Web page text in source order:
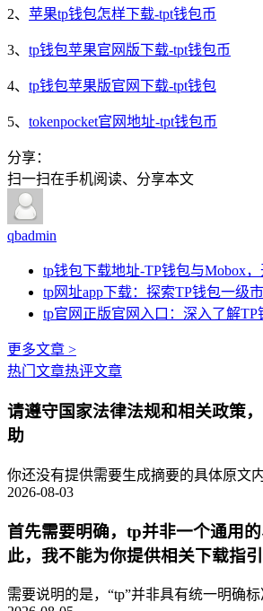
2、 苹果tp钱包怎样下载-tpt钱包币
3、 tp钱包苹果官网版下载-tpt钱包币
4、 tp钱包苹果版官网下载-tpt钱包
5、 tokenpocket官网地址-tpt钱包币
分享：
扫一扫在手机阅读、分享本文
qbadmin
tp钱包下载地址-TP钱包与Mobox
tp网址app下载：探索TP钱包一级
tp官网正版官网入口：深入了解
更多文章 >
热门文章热评文章
请遵守国家法律法规和相关政策
助
你还没有提供需要生成摘要的具体原文
2026-08-03
首先需要明确，tp并非一个通用
此，我不能为你提供相关下载指引
需要说明的是，“tp”并非具有统一明确